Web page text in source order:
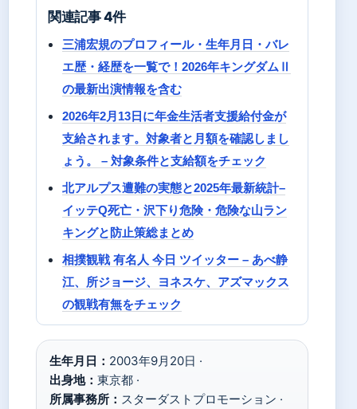
関連記事 4件
三浦宏規のプロフィール・生年月日・バレ
エ歴・経歴を一覧で！2026年キングダムⅡ
の最新出演情報を含む
2026年2月13日に年金生活者支援給付金が
支給されます。対象者と月額を確認しまし
ょう。 – 対象条件と支給額をチェック
北アルプス遭難の実態と2025年最新統計–
イッテQ死亡・沢下り危険・危険な山ラン
キングと防止策総まとめ
相撲観戦 有名人 今日 ツイッター – あべ静
江、所ジョージ、ヨネスケ、アズマックス
の観戦有無をチェック
生年月日： 2003年9月20日 ·
出身地： 東京都 ·
所属事務所： スターダストプロモーション ·